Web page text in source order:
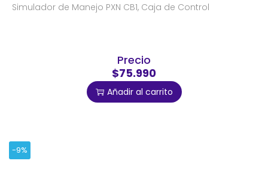
Simulador de Manejo PXN CB1, Caja de Control
Precio
$75.990
Añadir al carrito
-9%